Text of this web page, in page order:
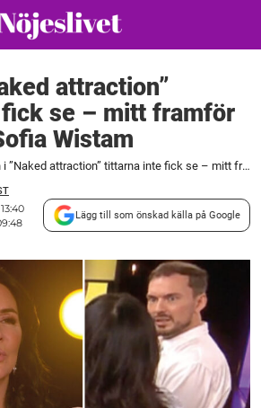
attraction”
se – mitt framför
Wistam
Missen i ”Naked attraction” tittarna inte fick se – mitt framför ögonen på Sofia Wistam
Lägg till som önskad källa på Google